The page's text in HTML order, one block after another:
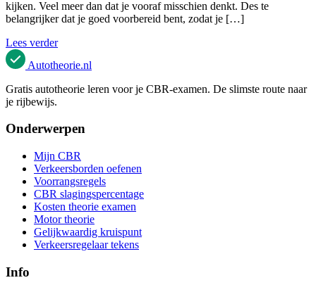
kijken. Veel meer dan dat je vooraf misschien denkt. Des te
belangrijker dat je goed voorbereid bent, zodat je […]
Lees verder
Autotheorie.nl
Gratis autotheorie leren voor je CBR-examen. De slimste route naar
je rijbewijs.
Onderwerpen
Mijn CBR
Verkeersborden oefenen
Voorrangsregels
CBR slagingspercentage
Kosten theorie examen
Motor theorie
Gelijkwaardig kruispunt
Verkeersregelaar tekens
Info